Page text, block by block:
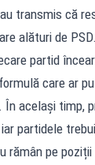
transmis că
alături de
partid
care ar
același timp,
partidele
rămân pe